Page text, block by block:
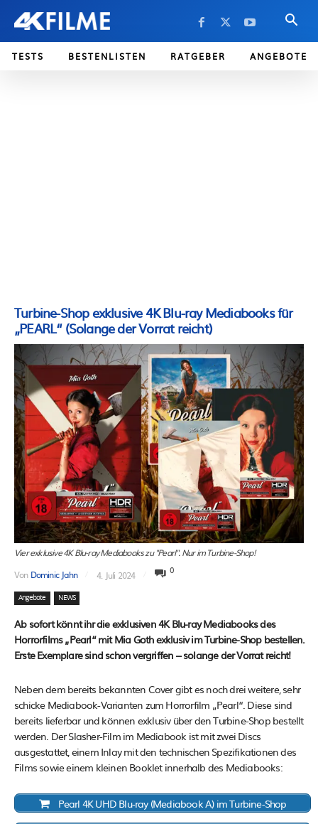
TESTS BESTENLISTEN RATGEBER ANGEBOTE
Turbine-Shop exklusive 4K Blu-ray Mediabooks für
„PEARL“ (Solange der Vorrat reicht)
Vier exklusive 4K Blu-ray Mediabooks zu "Pearl". Nur im Turbine-Shop!
Von Dominic Jahn 4. Juli 2024 0
Angebote NEWS
Ab sofort könnt ihr die exklusiven 4K Blu-ray Mediabooks des
Horrorfilms „Pearl“ mit Mia Goth exklusiv im Turbine-Shop bestellen.
Erste Exemplare sind schon vergriffen – solange der Vorrat reicht!
Neben dem bereits bekannten Cover gibt es noch drei weitere, sehr
schicke Mediabook-Varianten zum Horrorfilm „Pearl“. Diese sind
bereits lieferbar und können exklusiv über den Turbine-Shop bestellt
werden. Der Slasher-Film im Mediabook ist mit zwei Discs
ausgestattet, einem Inlay mit den technischen Spezifikationen des
Films sowie einem kleinen Booklet innerhalb des Mediabooks:
Pearl 4K UHD Blu-ray (Mediabook A) im Turbine-Shop